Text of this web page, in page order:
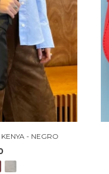
- NEGRO